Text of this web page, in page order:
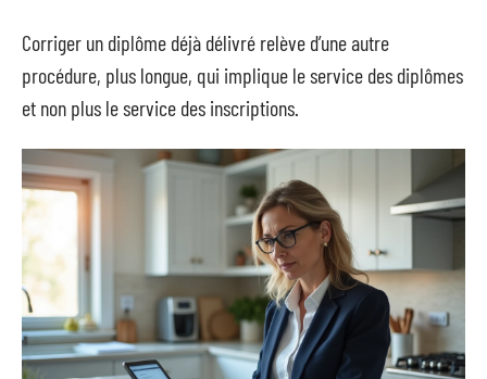
Corriger un diplôme déjà délivré relève d’une autre
procédure, plus longue, qui implique le service des diplômes
et non plus le service des inscriptions.